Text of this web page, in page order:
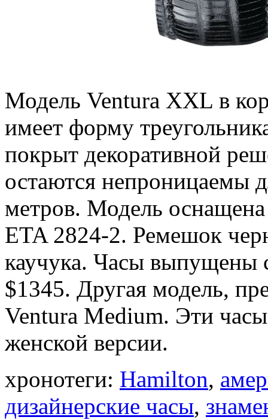
Модель Ventura XXL в
имеет форму
покрыт декоративной
остаются непроницаемы
метров. Модель
ETA 2824-2. Ремешок
каучука. Часы выпущены
$1345. Другая модель,
Ventura Medium. Эти
женской версии.
хронотеги: Hamilton,
дизайнерские часы,